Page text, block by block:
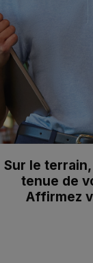
Sur le
tenue de
Affirmez